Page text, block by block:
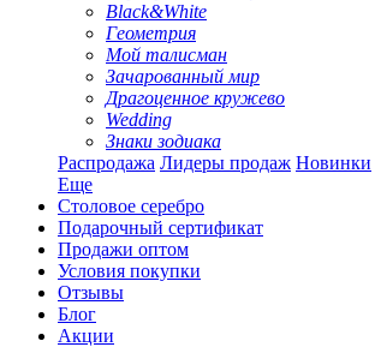
Black&White
Геометрия
Мой талисман
Зачарованный мир
Драгоценное кружево
Wedding
Знаки зодиака
Распродажа Лидеры продаж Новинки
Еще
Столовое серебро
Подарочный сертификат
Продажи оптом
Условия покупки
Отзывы
Блог
Акции